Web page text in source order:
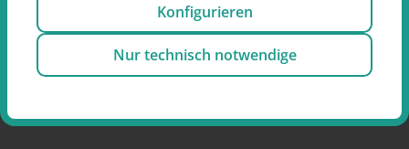
Manitou No.8 Gold Big Pack Zigaretten sind
Filterzigaretten mit braunem Filter und 25 Stück
pro Schachtel.
Konfigurieren
Nur technisch notwendige